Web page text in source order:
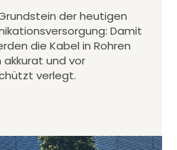
der heutigen
Damit
die Kabel in Rohren
und vor
verlegt.